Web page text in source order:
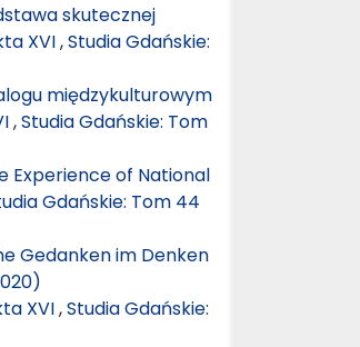
skutecznej
XVI,Studia Gdańskie:
międzykulturowym
,Studia Gdańskie: Tom
Experience of National
Gdańskie: Tom 44
Gedanken im Denken
XVI,Studia Gdańskie: